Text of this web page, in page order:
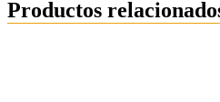
Productos